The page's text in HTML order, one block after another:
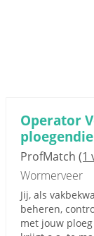
Operator
ProfMatch (1
Wormerveer
Jij, als
beheren,
met jouw